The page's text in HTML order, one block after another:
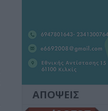
ΑΠΟΨΕΙΣ